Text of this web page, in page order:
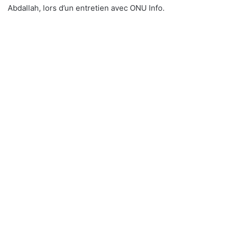
Abdallah, lors d’un entretien avec ONU Info.